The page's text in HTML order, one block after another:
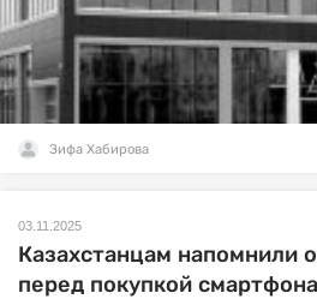
Зифа Хабирова
03.11.2025
Казахстанцам напомнили
перед покупкой смартфона